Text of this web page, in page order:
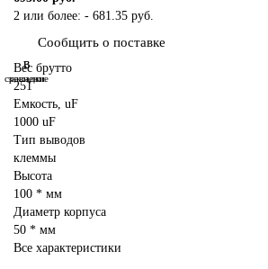
2 или более: - 681.35 руб.
Сообщить о поставке
В
закладки
В
сравнение
Вес брутто
251
Емкость, uF
1000 uF
Тип выводов
клеммы
Высота
100 * мм
Диаметр корпуса
50 * мм
Все характеристики